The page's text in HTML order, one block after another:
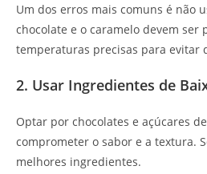
Um dos erros mais comuns é não
chocolate e o caramelo devem ser
temperaturas precisas para evitar
2. Usar Ingredientes de
Optar por chocolates e açúcares
comprometer o sabor e a textura.
melhores ingredientes.